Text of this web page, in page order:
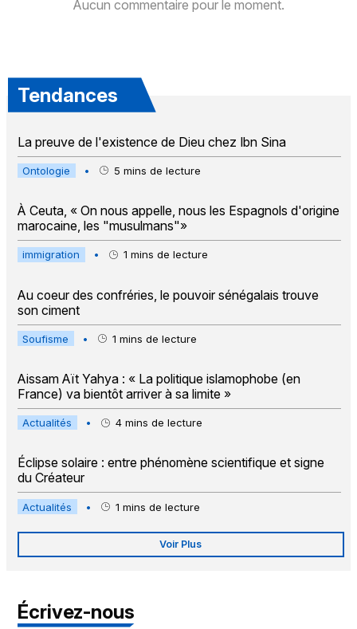
Aucun commentaire pour le moment.
Tendances
La preuve de l'existence de Dieu chez Ibn Sina
Ontologie • 5 mins de lecture
À Ceuta, « On nous appelle, nous les Espagnols d'origine
marocaine, les "musulmans"»
immigration • 1 mins de lecture
Au coeur des confréries, le pouvoir sénégalais trouve
son ciment
Soufisme • 1 mins de lecture
Aissam Aït Yahya : « La politique islamophobe (en
France) va bientôt arriver à sa limite »
Actualités • 4 mins de lecture
Éclipse solaire : entre phénomène scientifique et signe
du Créateur
Actualités • 1 mins de lecture
Voir Plus
Écrivez-nous